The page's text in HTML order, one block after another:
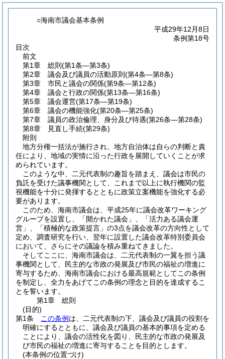
○海南市議会基本条例
平成29年12月8日
条例第18号
目次
前文
第1章
総則 (第1条―第3条)
第2章
議会及び議員の活動原則 (第4条―第8条)
第3章
市民と議会の関係(第9条―第12条)
第4章
議会と行政の関係(第13条―第16条)
第5章
議会運営(第17条―第19条)
第6章
議会の機能強化(第20条―第25条)
第7章
議員の政治倫理、身分及び待遇(第26条―第28条)
第8章
見直し手続(第29条)
附則
地方分権一括法が施行され、地方自治体は自らの判断と責
任により、地域の実情に沿った行政を展開していくことが求
められています。
このような中、二元代表制の趣旨を踏まえ、議会は市民の
負託を受けた議事機関として、これまで以上に執行機関の監
視機能を十分に発揮するとともに政策立案機能を強化する必
要があります。
このため、海南市議会は、平成25年に議会改革ワーキング
グループを設置し、「開かれた議会」、「活力ある議会運
営」、「積極的な政策提言」の3点を議会改革の方向性として
定め、調査研究を行い、翌年に設置した議会改革特別委員会
において、さらにその議論を積み重ねてきました。
そしてここに、海南市議会は、二元代表制の一翼を担う議
事機関として、民主的な市政の発展及び市民の福祉の増進に
寄与するため、海南市議会における最高規範としてこの条例
を制定し、全力をあげてこの条例の理念と目的を達成するこ
とを誓います。
第1章
総則
(目的)
第1条
この条例 は、二元代表制の下、議会及び議員の役割を
明確にするとともに、議会及び議員の基本的事項を定める
ことにより、議会の活性化を図り、民主的な市政の発展及
び市民の福祉の増進に寄与することを目的とします。
(本条例の位置づけ)